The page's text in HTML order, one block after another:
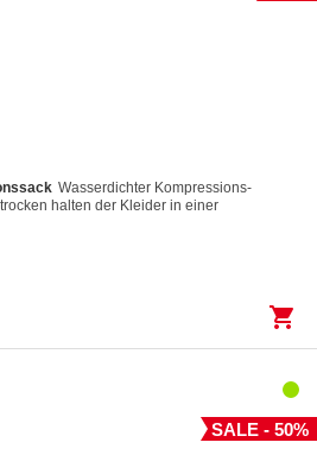
Wasserdichter Kompressions-
halten der Kleider in einer
einsetzbar mi…
shopping_cart
SALE - 50%